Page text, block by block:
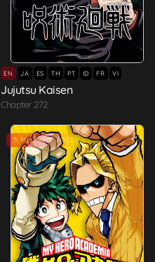
EN JA ES TH PT ID FR VI
Jujutsu Kaisen
Chapter 272
5 MONTHS AGO Hot